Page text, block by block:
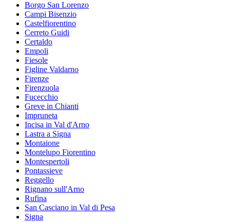
Borgo San Lorenzo
Campi Bisenzio
Castelfiorentino
Cerreto Guidi
Certaldo
Empoli
Fiesole
Figline Valdarno
Firenze
Firenzuola
Fucecchio
Greve in Chianti
Impruneta
Incisa in Val d'Arno
Lastra a Signa
Montaione
Montelupo Fiorentino
Montespertoli
Pontassieve
Reggello
Rignano sull'Arno
Rufina
San Casciano in Val di Pesa
Signa